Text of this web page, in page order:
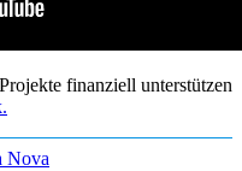
finanziell unterstützen
Nova